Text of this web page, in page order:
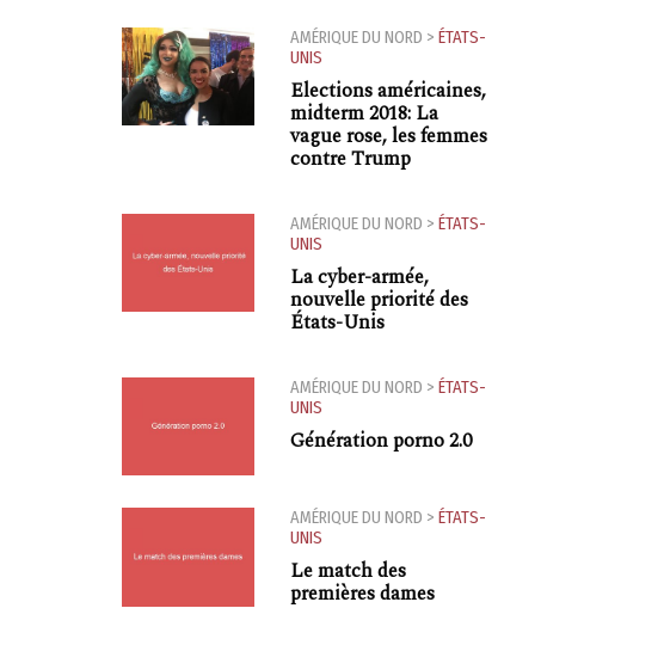
AMÉRIQUE DU NORD > ÉTATS-
UNIS
Elections américaines,
midterm 2018: La
vague rose, les femmes
contre Trump
AMÉRIQUE DU NORD > ÉTATS-
UNIS
La cyber-armée,
nouvelle priorité des
États-Unis
AMÉRIQUE DU NORD > ÉTATS-
UNIS
Génération porno 2.0
AMÉRIQUE DU NORD > ÉTATS-
UNIS
Le match des
premières dames